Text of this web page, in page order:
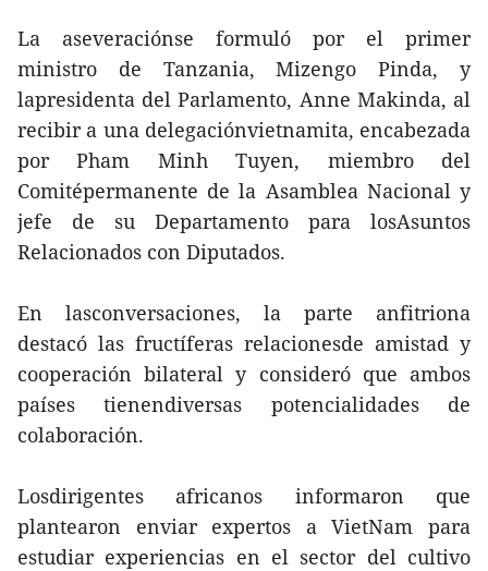
La aseveraciónse formuló por el primer
ministro de Tanzania, Mizengo Pinda, y
lapresidenta del Parlamento, Anne Makinda, al
recibir a una delegaciónvietnamita, encabezada
por Pham Minh Tuyen, miembro del
Comitépermanente de la Asamblea Nacional y
jefe de su Departamento para losAsuntos
Relacionados con Diputados.
En lasconversaciones, la parte anfitriona
destacó las fructíferas relacionesde amistad y
cooperación bilateral y consideró que ambos
países tienendiversas potencialidades de
colaboración.
Losdirigentes africanos informaron que
plantearon enviar expertos a VietNam para
estudiar experiencias en el sector del cultivo